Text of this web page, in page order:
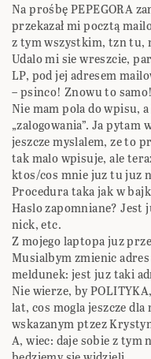
Na prośbę PEPEGORA
przekazał mi pocztą
z tym wszystkim, tzn tu,
Udalo mi sie wreszcie,
LP, pod jej adresem
– psinco! Znowu to samo!
Nie mam pola do wpisu,
„zalogowania”. Ja
jeszcze myslalem, ze to
tak malo wpisuje, ale
ktos/cos mnie juz tu juz
Procedura taka jak w
Haslo zapomniane? Jest
nick, etc.
Z mojego laptopa juz
Musialbym zmienic
meldunek: jest juz taki
Nie wierze, by
lat, cos mogla jeszcze
wskazanym ptzez
A, wiec: daje sobie z tym